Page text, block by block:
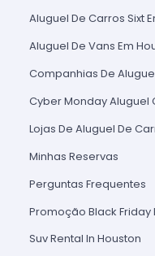
Aluguel De Carros Sixt
Aluguel De Vans Em
Companhias De
Cyber Monday Aluguel
Lojas De Aluguel De
Minhas Reservas
Perguntas Frequentes
Promoção Black Friday
Suv Rental In Houston